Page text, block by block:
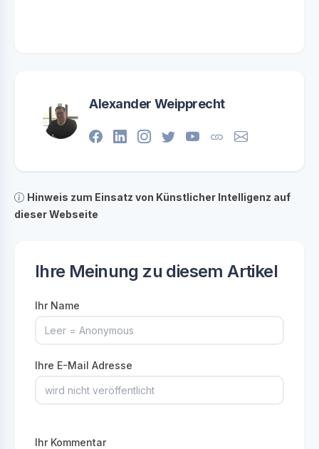
Alexander Weipprecht
Hinweis zum Einsatz von Künstlicher Intelligenz auf
dieser Webseite
Ihre Meinung zu diesem Artikel
Ihr Name
Ihre E-Mail Adresse
Ihr Kommentar